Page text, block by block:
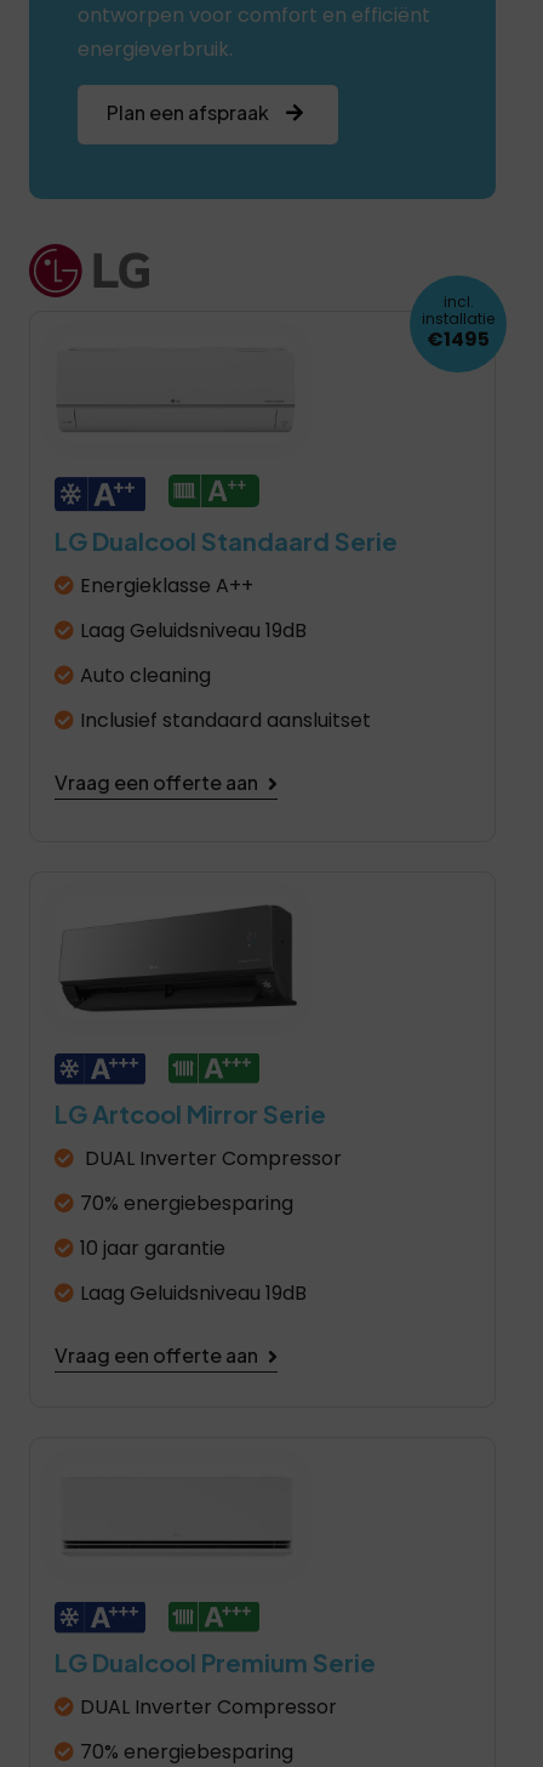
ontworpen voor comfort en efficiënt
energieverbruik.
Plan een afspraak
LG Dualcool Standaard Serie
Energieklasse A++
Laag Geluidsniveau 19dB
Auto cleaning
Inclusief standaard aansluitset
Vraag een offerte aan
incl.
installatie
€1495
LG Artcool Mirror Serie
DUAL Inverter Compressor
70% energiebesparing
10 jaar garantie
Laag Geluidsniveau 19dB
Vraag een offerte aan
LG Dualcool Premium Serie
DUAL Inverter Compressor
70% energiebesparing